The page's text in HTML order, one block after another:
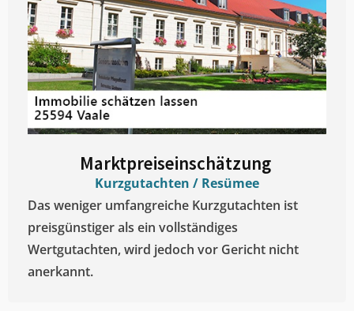
Marktpreiseinschätzung ​
Kurzgutachten / Resümee
Das weniger umfangreiche Kurzgutachten ist
preisgünstiger als ein vollständiges
Wertgutachten, wird jedoch vor Gericht nicht
anerkannt.